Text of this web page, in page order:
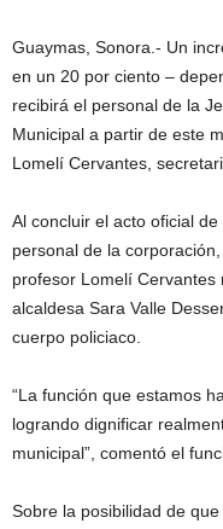
Guaymas, Sonora.- Un
en un 20 por ciento –
recibirá el personal de la
Municipal a partir de este
Lomelí Cervantes,
Al concluir el acto oficial
personal de la
profesor Lomelí Cervantes
alcaldesa Sara Valle
cuerpo policiaco.
“La función que estamos
logrando dignificar
municipal”, comentó el
Sobre la posibilidad de